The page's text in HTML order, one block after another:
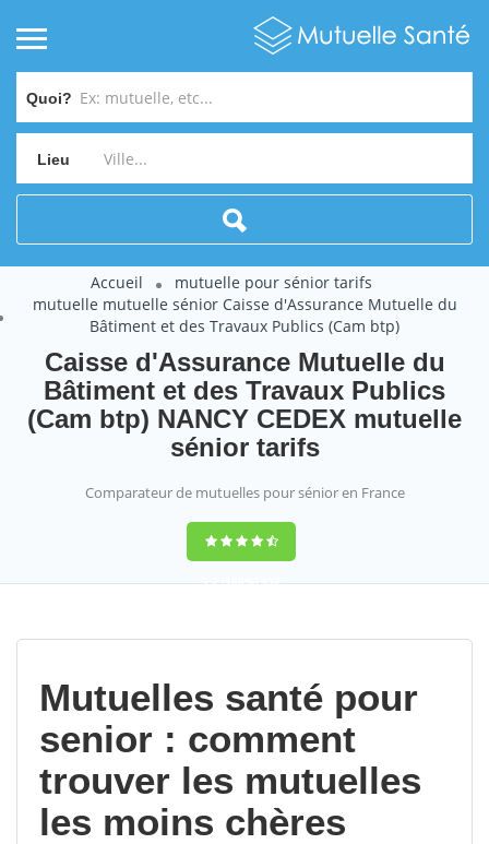
Quoi?
Lieu
Accueil
mutuelle pour sénior tarifs
mutuelle mutuelle sénior Caisse d'Assurance Mutuelle du
Bâtiment et des Travaux Publics (Cam btp)
Caisse d'Assurance Mutuelle du
Bâtiment et des Travaux Publics
(Cam btp) NANCY CEDEX mutuelle
sénior tarifs
Comparateur de mutuelles pour sénior en France
9,2(100%)452
Mutuelles santé pour
senior : comment
trouver les mutuelles
les moins chères